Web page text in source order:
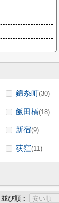
錦糸町(30)
飯田橋(18)
新宿(9)
荻窪(11)
並び順：